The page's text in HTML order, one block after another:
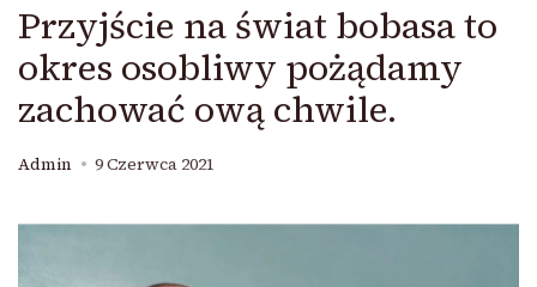
Przyjście na świat bobasa to
okres osobliwy pożądamy
zachować ową chwile.
Admin 9 Czerwca 2021